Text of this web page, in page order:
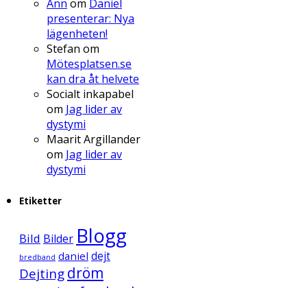
Ann om Daniel
presenterar: Nya
lägenheten!
Stefan om
Mötesplatsen.se
kan dra åt helvete
Socialt inkapabel
om Jag lider av
dystymi
Maarit Argillander
om Jag lider av
dystymi
Etiketter
Bild Bilder Blogg
bredband daniel dejt
Dejtingdröm